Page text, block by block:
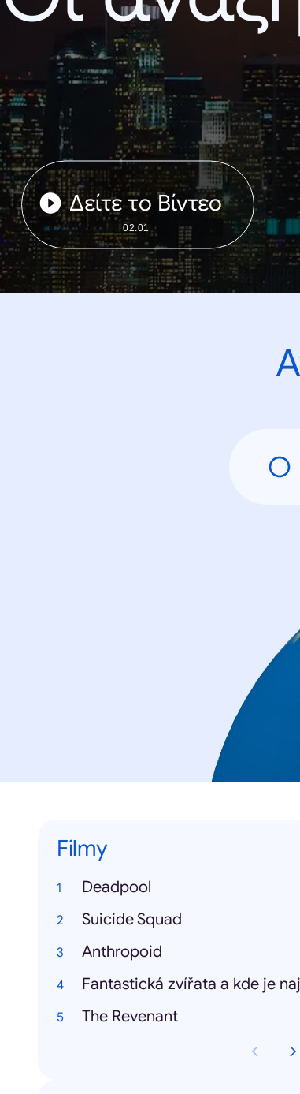
Δείτε το Βίντεο
02:01
Filmy
Deadpool
Suicide Squad
Anthropoid
Fantastická zvířata a kde je
The Revenant